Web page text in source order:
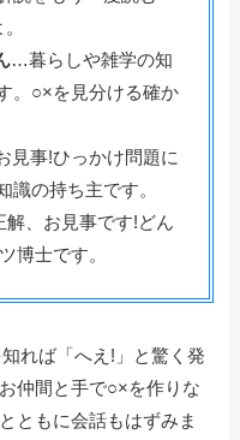
…暮らしや雑学の知
。○×を見分ける確か
見事!ひっかけ問題に
識の持ち主です。
、お見事です!どん
博士です。
れば「へえ!」と驚く発
仲間と手で○×を作りな
ともに会話もはずみま